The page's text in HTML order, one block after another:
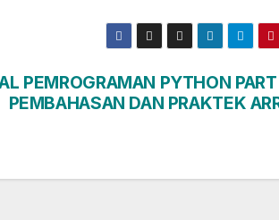
PEMROGRAMAN PYTHON
PEMBAHASAN DAN PRAKTEK